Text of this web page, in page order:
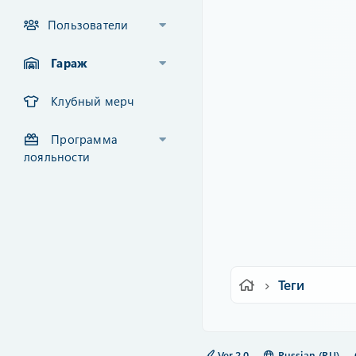
Пользователи
Гараж
Клубный мерч
Программа
лояльности
Теги